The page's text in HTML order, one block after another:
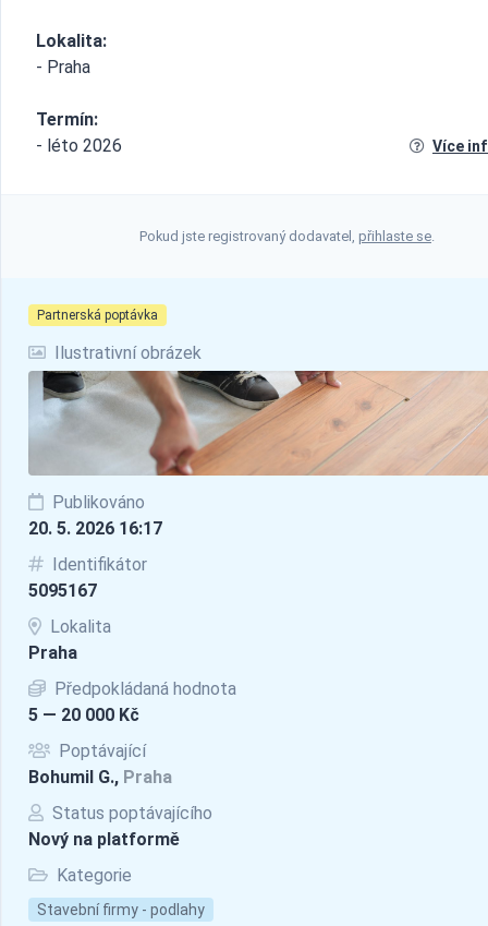
Partnerská poptávka
Ilustrativní obrázek
Publikováno
20. 5. 2026 16:17
Identifikátor
5095167
Lokalita
Praha
Předpokládaná hodnota
5 — 20 000 Kč
Poptávající
Bohumil G., Praha
Status poptávajícího
Nový na platformě
Kategorie
Stavební firmy - podlahy
Lokalita:
- Praha
Termín:
- léto 2026
Více
Pokud jste registrovaný dodavatel, přihlaste se.